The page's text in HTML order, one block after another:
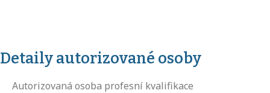
Detaily autorizované osoby
Autorizovaná osoba profesní kvalifikace